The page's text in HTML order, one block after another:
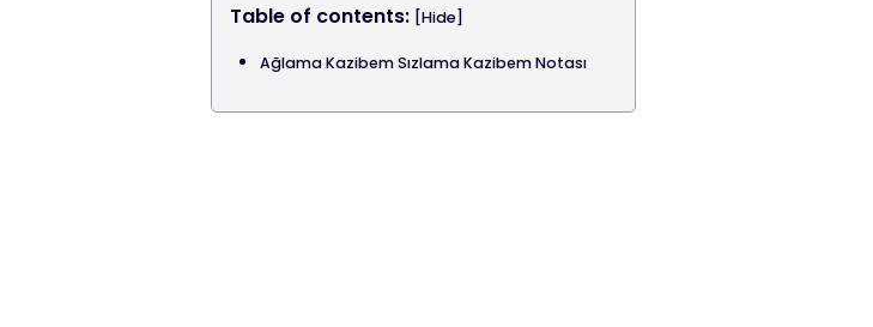
Table of contents: [Hide]
Ağlama Kazibem Sızlama Kazibem Notası